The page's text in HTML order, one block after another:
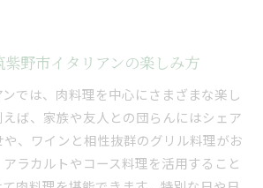
野市イタリアンの楽しみ方
では、肉料理を中心にさまざまな楽し
ば、家族や友人との団らんにはシェア
や、ワインと相性抜群のグリル料理がお
ラカルトやコース料理を活用すること